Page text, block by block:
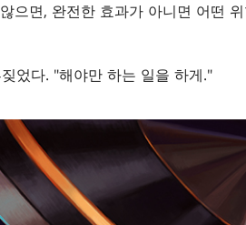
으면, 완전한 효과가 아니면 어떤 위
었다. "해야만 하는 일을 하게."